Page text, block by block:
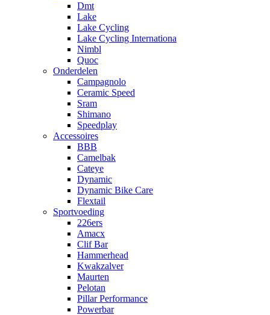
Dmt
Lake
Lake Cycling
Lake Cycling Internationa
Nimbl
Quoc
Onderdelen
Campagnolo
Ceramic Speed
Sram
Shimano
Speedplay
Accessoires
BBB
Camelbak
Cateye
Dynamic
Dynamic Bike Care
Flextail
Sportvoeding
226ers
Amacx
Clif Bar
Hammerhead
Kwakzalver
Maurten
Pelotan
Pillar Performance
Powerbar